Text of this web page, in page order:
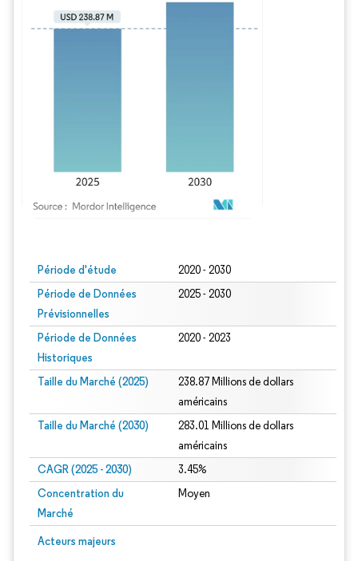
Période d'étude 2020 - 2030
Période de Données
Prévisionnelles
2025 - 2030
Période de Données
Historiques
2020 - 2023
Taille du Marché (2025)
238.87 Millions de dollars
américains
Taille du Marché (2030)
283.01 Millions de dollars
américains
CAGR (2025 - 2030) 3.45%
Concentration du
Marché
Moyen
Acteurs majeurs